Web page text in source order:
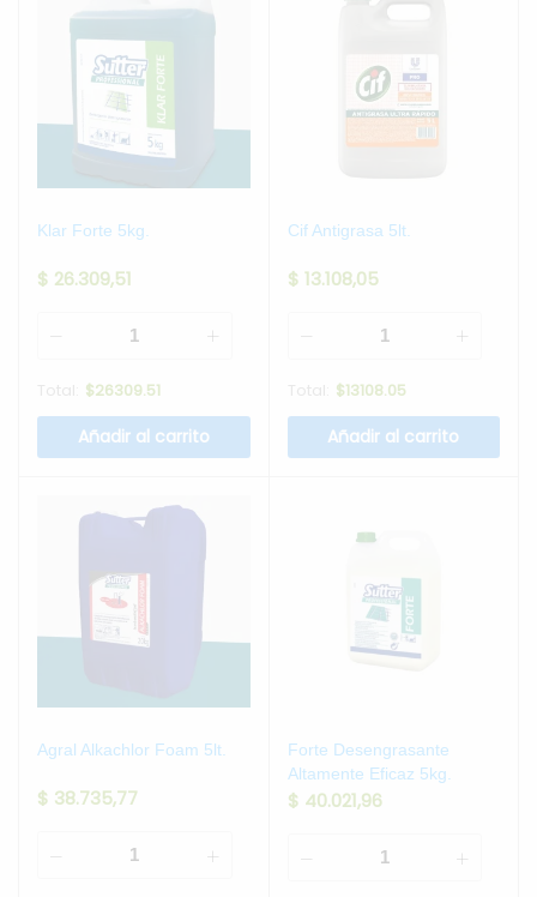
Klar Forte 5kg.
$ 26.309,51
$26309.51
Añadir al carrito
Cif Antigrasa 5lt.
$ 13.108,05
$13108.05
Añadir al carrito
Agral Alkachlor Foam 5lt.
$ 38.735,77
Forte Desengrasante
Altamente Eficaz 5kg.
$ 40.021,96